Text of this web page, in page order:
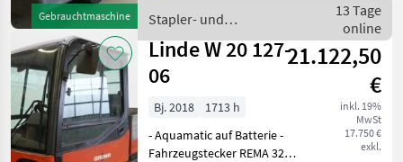
Gebrauchtmaschine
mm - Heizung - Bele
Stapler- und
Lagertechnik / Linde
13 Tage
online
Linde W 20 127-
06
21.122,50
€
inkl. 19%
MwSt
17.750 €
exkl.
Bj. 2018
1713 h
- Aquamatic auf Batterie -
Fahrzeugstecker REMA 320A